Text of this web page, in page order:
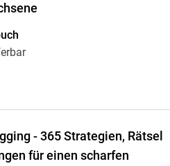
- 365 Strategien, Rätsel
für einen scharfen